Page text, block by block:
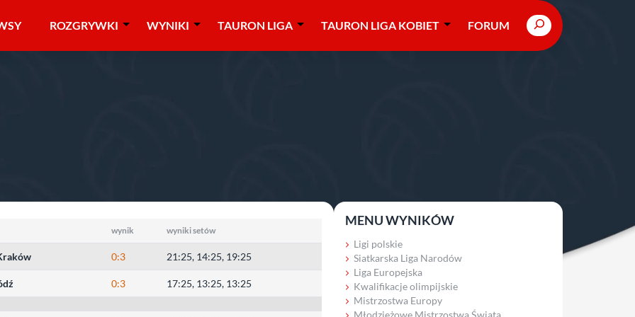
ROZGRYWKI WYNIKI TAURON LIGA TAURON LIGA KOBIET FORUM Search
wynik wyniki setów
0:3 21:25, 14:25, 19:25
0:3 17:25, 13:25, 13:25
MENU WYNIKÓW
Ligi polskie
Siatkarska Liga Narodów
Liga Europejska
Kwalifikacje olimpijskie
Mistrzostwa Europy